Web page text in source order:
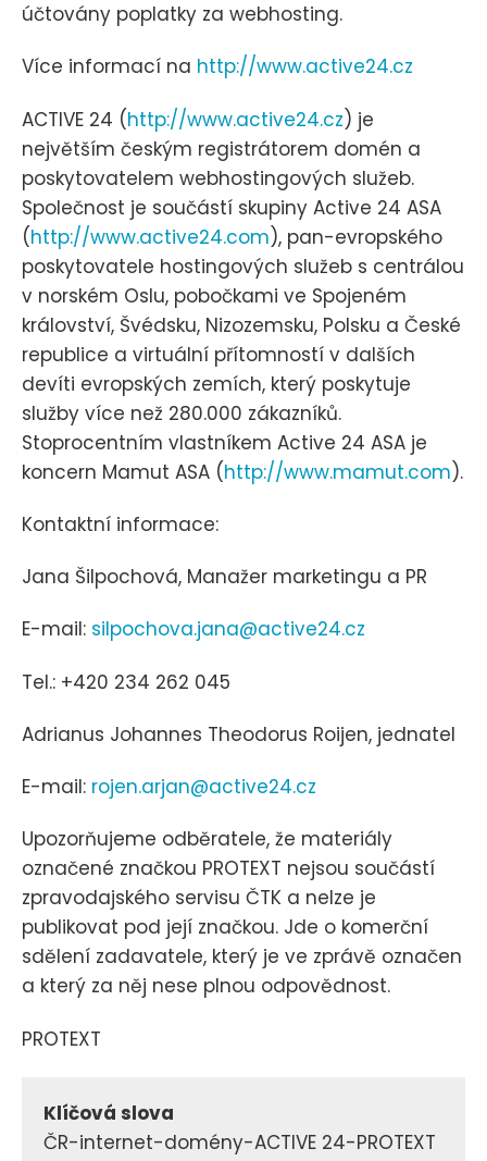
účtovány poplatky za webhosting.
Více informací na http://www.active24.cz
ACTIVE 24 (http://www.active24.cz) je
největším českým registrátorem domén a
poskytovatelem webhostingových služeb.
Společnost je součástí skupiny Active 24 ASA
(http://www.active24.com), pan-evropského
poskytovatele hostingových služeb s centrálou
v norském Oslu, pobočkami ve Spojeném
království, Švédsku, Nizozemsku, Polsku a České
republice a virtuální přítomností v dalších
devíti evropských zemích, který poskytuje
služby více než 280.000 zákazníků.
Stoprocentním vlastníkem Active 24 ASA je
koncern Mamut ASA (http://www.mamut.com).
Kontaktní informace:
Jana Šilpochová, Manažer marketingu a PR
E-mail: silpochova.jana@active24.cz
Tel.: +420 234 262 045
Adrianus Johannes Theodorus Roijen, jednatel
E-mail: rojen.arjan@active24.cz
Upozorňujeme odběratele, že materiály
označené značkou PROTEXT nejsou součástí
zpravodajského servisu ČTK a nelze je
publikovat pod její značkou. Jde o komerční
sdělení zadavatele, který je ve zprávě označen
a který za něj nese plnou odpovědnost.
PROTEXT
Klíčová slova
ČR-internet-domény-ACTIVE 24-PROTEXT